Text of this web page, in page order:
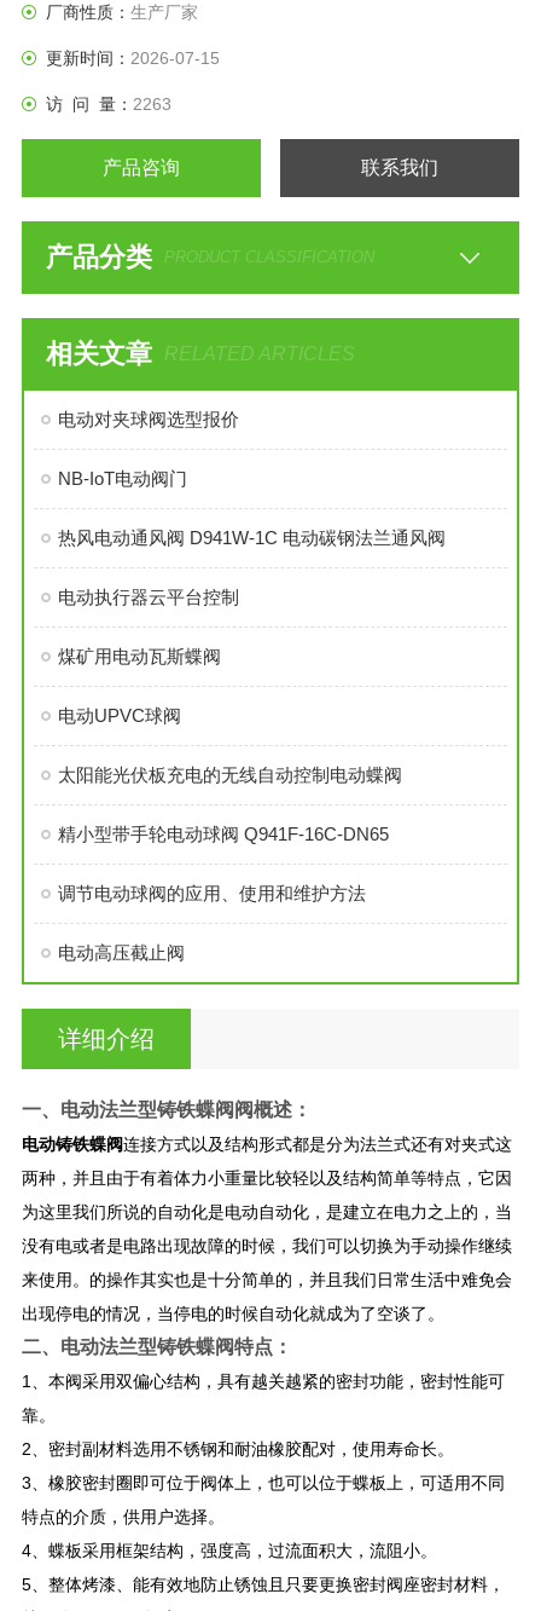
厂商性质： 生产厂家
更新时间： 2026-07-15
访 问 量： 2263
产品咨询 联系我们
产品分类 PRODUCT CLASSIFICATION
相关文章 RELATED ARTICLES
电动对夹球阀选型报价
NB-IoT电动阀门
热风电动通风阀 D941W-1C 电动碳钢法兰通风阀
电动执行器云平台控制
煤矿用电动瓦斯蝶阀
电动UPVC球阀
太阳能光伏板充电的无线自动控制电动蝶阀
精小型带手轮电动球阀 Q941F-16C-DN65
调节电动球阀的应用、使用和维护方法
电动高压截止阀
详细介绍
一、 电动法兰型铸铁蝶阀阀概述：
电动铸铁蝶阀连接方式以及结构形式都是分为法兰式还有对夹式这
两种，并且由于有着体力小重量比较轻以及结构简单等特点，它因
为这里我们所说的自动化是电动自动化，是建立在电力之上的，当
没有电或者是电路出现故障的时候，我们可以切换为手动操作继续
来使用。的操作其实也是十分简单的，并且我们日常生活中难免会
出现停电的情况，当停电的时候自动化就成为了空谈了。
二、 电动法兰型铸铁蝶阀特点：
1、本阀采用双偏心结构，具有越关越紧的密封功能，密封性能可
靠。
2、密封副材料选用不锈钢和耐油橡胶配对，使用寿命长。
3、橡胶密封圈即可位于阀体上，也可以位于蝶板上，可适用不同
特点的介质，供用户选择。
4、蝶板采用框架结构，强度高，过流面积大，流阻小。
5、整体烤漆、能有效地防止锈蚀且只要更换密封阀座密封材料，